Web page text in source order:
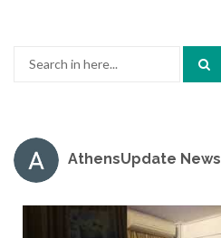
AthensUpdate News